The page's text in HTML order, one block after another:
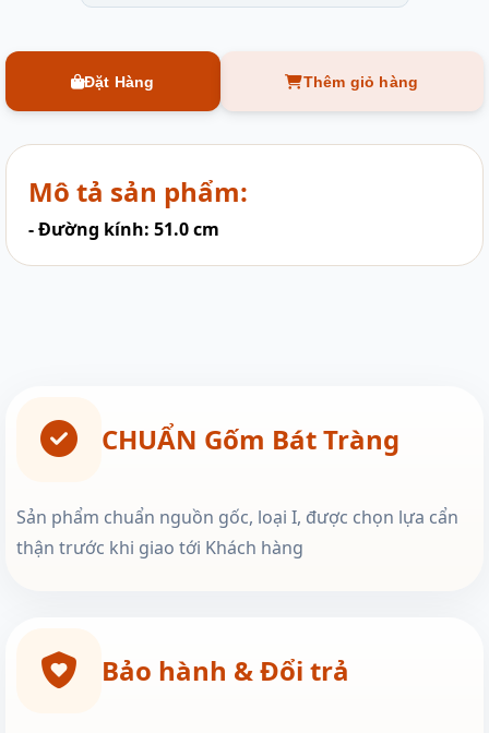
Đặt Hàng Thêm giỏ hàng
Mô tả sản phẩm:
- Đường kính: 51.0 cm
CHUẨN Gốm Bát Tràng
Sản phẩm chuẩn nguồn gốc, loại I, được chọn lựa cẩn
thận trước khi giao tới Khách hàng
Bảo hành & Đổi trả